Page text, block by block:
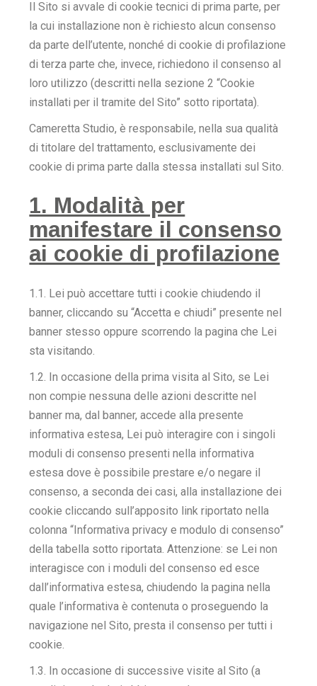
Il Sito si avvale di cookie tecnici di prima parte, per
la cui installazione non è richiesto alcun consenso
da parte dell’utente, nonché di cookie di profilazione
di terza parte che, invece, richiedono il consenso al
loro utilizzo (descritti nella sezione 2 “Cookie
installati per il tramite del Sito” sotto riportata).
Cameretta Studio, è responsabile, nella sua qualità
di titolare del trattamento, esclusivamente dei
cookie di prima parte dalla stessa installati sul Sito.
1. Modalità per
manifestare il consenso
ai cookie di profilazione
1.1. Lei può accettare tutti i cookie chiudendo il
banner, cliccando su “Accetta e chiudi” presente nel
banner stesso oppure scorrendo la pagina che Lei
sta visitando.
1.2. In occasione della prima visita al Sito, se Lei
non compie nessuna delle azioni descritte nel
banner ma, dal banner, accede alla presente
informativa estesa, Lei può interagire con i singoli
moduli di consenso presenti nella informativa
estesa dove è possibile prestare e/o negare il
consenso, a seconda dei casi, alla installazione dei
cookie cliccando sull’apposito link riportato nella
colonna “Informativa privacy e modulo di consenso”
della tabella sotto riportata. Attenzione: se Lei non
interagisce con i moduli del consenso ed esce
dall’informativa estesa, chiudendo la pagina nella
quale l’informativa è contenuta o proseguendo la
navigazione nel Sito, presta il consenso per tutti i
cookie.
1.3. In occasione di successive visite al Sito (a